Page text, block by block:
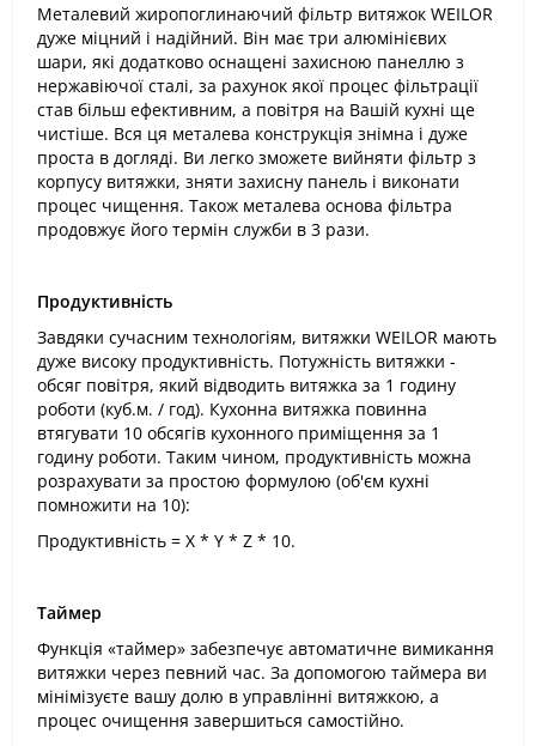
Металевий жиропоглинаючий фільтр витяжок WEILOR
дуже міцний і надійний. Він має три алюмінієвих
шари, які додатково оснащені захисною панеллю з
нержавіючої сталі, за рахунок якої процес фільтрації
став більш ефективним, а повітря на Вашій кухні ще
чистіше. Вся ця металева конструкція знімна і дуже
проста в догляді. Ви легко зможете вийняти фільтр з
корпусу витяжки, зняти захисну панель і виконати
процес чищення. Також металева основа фільтра
продовжує його термін служби в 3 рази.
Продуктивність
Завдяки сучасним технологіям, витяжки WEILOR мають
дуже високу продуктивність. Потужність витяжки -
обсяг повітря, який відводить витяжка за 1 годину
роботи (куб.м. / год). Кухонна витяжка повинна
втягувати 10 обсягів кухонного приміщення за 1
годину роботи. Таким чином, продуктивність можна
розрахувати за простою формулою (об'єм кухні
помножити на 10):
Продуктивність = X * Y * Z * 10.
Таймер
Функція «таймер» забезпечує автоматичне вимикання
витяжки через певний час. За допомогою таймера ви
мінімізуєте вашу долю в управлінні витяжкою, а
процес очищення завершиться самостійно.